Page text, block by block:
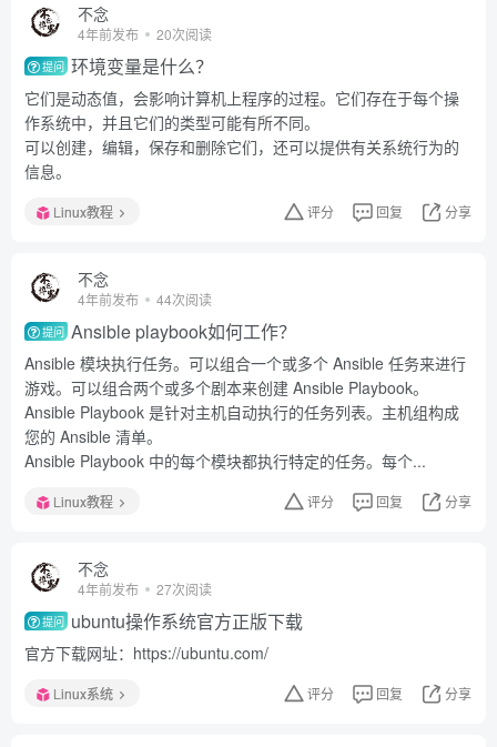
不念
4年前发布 20次阅读
提问 环境变量是什么？
它们是动态值，会影响计算机上程序的过程。它们存在于每个操
作系统中，并且它们的类型可能有所不同。
可以创建，编辑，保存和删除它们，还可以提供有关系统行为的
信息。
Linux教程 评分 回复 分享
不念
4年前发布 44次阅读
提问 Ansible playbook如何工作？
Ansible 模块执行任务。可以组合一个或多个 Ansible 任务来进行
游戏。可以组合两个或多个剧本来创建 Ansible Playbook。
Ansible Playbook 是针对主机自动执行的任务列表。主机组构成
您的 Ansible 清单。
Ansible Playbook 中的每个模块都执行特定的任务。每个...
Linux教程 评分 回复 分享
不念
4年前发布 27次阅读
提问 ubuntu操作系统官方正版下载
官方下载网址：https://ubuntu.com/
Linux系统 评分 回复 分享